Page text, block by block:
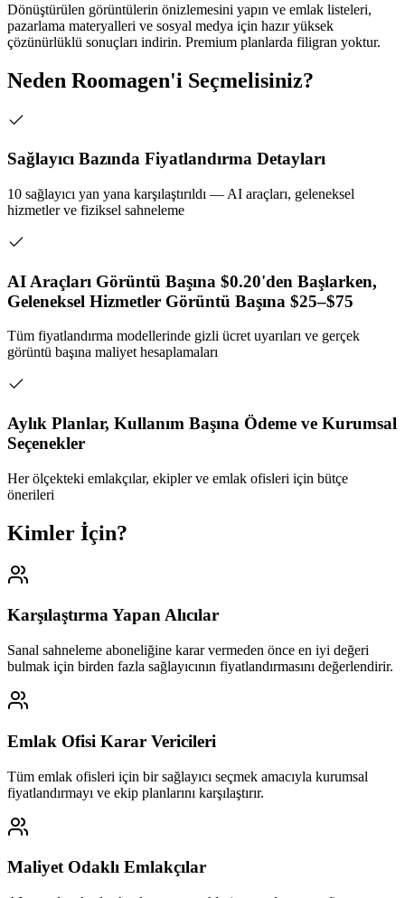
Dönüştürülen görüntülerin önizlemesini yapın ve emlak listeleri,
pazarlama materyalleri ve sosyal medya için hazır yüksek
çözünürlüklü sonuçları indirin. Premium planlarda filigran yoktur.
Neden Roomagen'i Seçmelisiniz?
Sağlayıcı Bazında Fiyatlandırma Detayları
10 sağlayıcı yan yana karşılaştırıldı — AI araçları, geleneksel
hizmetler ve fiziksel sahneleme
AI Araçları Görüntü Başına $0.20'den Başlarken,
Geleneksel Hizmetler Görüntü Başına $25–$75
Tüm fiyatlandırma modellerinde gizli ücret uyarıları ve gerçek
görüntü başına maliyet hesaplamaları
Aylık Planlar, Kullanım Başına Ödeme ve Kurumsal
Seçenekler
Her ölçekteki emlakçılar, ekipler ve emlak ofisleri için bütçe
önerileri
Kimler İçin?
Karşılaştırma Yapan Alıcılar
Sanal sahneleme aboneliğine karar vermeden önce en iyi değeri
bulmak için birden fazla sağlayıcının fiyatlandırmasını değerlendirir.
Emlak Ofisi Karar Vericileri
Tüm emlak ofisleri için bir sağlayıcı seçmek amacıyla kurumsal
fiyatlandırmayı ve ekip planlarını karşılaştırır.
Maliyet Odaklı Emlakçılar